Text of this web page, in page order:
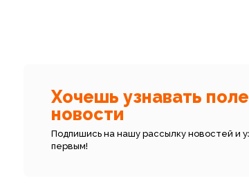
Хочешь узнавать
новости
Подпишись на нашу рассылку новостей и
первым!